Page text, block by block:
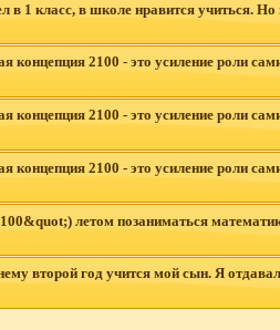
1 класс, в школе нравится учиться.
2100 - это усиление роли
2100 - это усиление роли
2100 - это усиление роли
летом позаниматься
второй год учится мой сын. Я